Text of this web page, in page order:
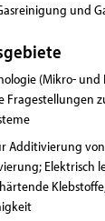
und
(Mikro-
Fragestellungen
Additivierung
Elektrisch